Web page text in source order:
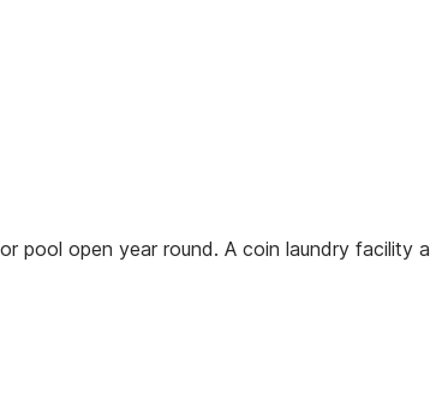
pool open year round. A coin laundry facility